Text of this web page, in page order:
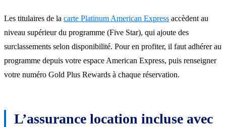
Les titulaires de la carte Platinum American Express accèdent au
niveau supérieur du programme (Five Star), qui ajoute des
surclassements selon disponibilité. Pour en profiter, il faut adhérer au
programme depuis votre espace American Express, puis renseigner
votre numéro Gold Plus Rewards à chaque réservation.
L’assurance location incluse avec